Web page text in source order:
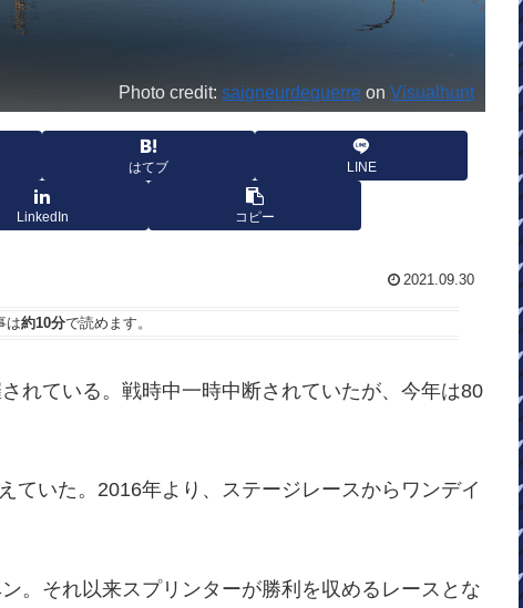
Photo credit:saigneurdeguerre onVisualhunt
はてブ LINE
LinkedIn コピー
2021.09.30
は約10分で読めます。
れている。戦時中一時中断されていたが、今年は80
ていた。2016年より、ステージレースからワンデイ
。それ以来スプリンターが勝利を収めるレースとな